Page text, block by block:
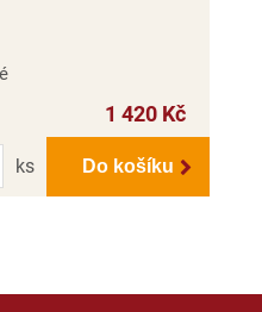
1 420 Kč
ks
Do košíku